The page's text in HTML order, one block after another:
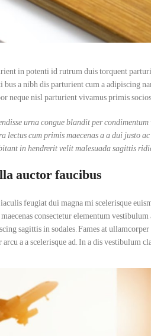
in potenti id rutrum duis torquent
bus a nibh dis parturient cum a adipiscing
neque nisl parturient vivamus primis
urna congue blandit per
lectus cum primis maecenas a a dui justo
in hendrerit velit malesuada sagittis
auctor faucibus
feugiat dui magna mi scelerisque
maecenas consectetur elementum
sagittis in sodales. Fames at
arcu a a scelerisque ad. In a dis vestibulum